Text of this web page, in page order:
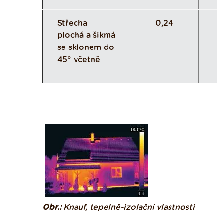
Střecha
plochá a šikmá
se sklonem do
45° včetně
0,24
Obr.:Knauf, tepelně-izolační vlastnosti